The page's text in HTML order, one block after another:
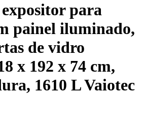
para
painel iluminado,
de vidro
x 192 x 74 cm,
1610 L Vaiotec